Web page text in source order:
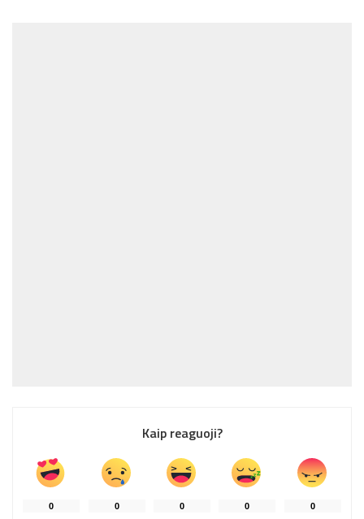
Kaip reaguoji?
0 0 0 0 0